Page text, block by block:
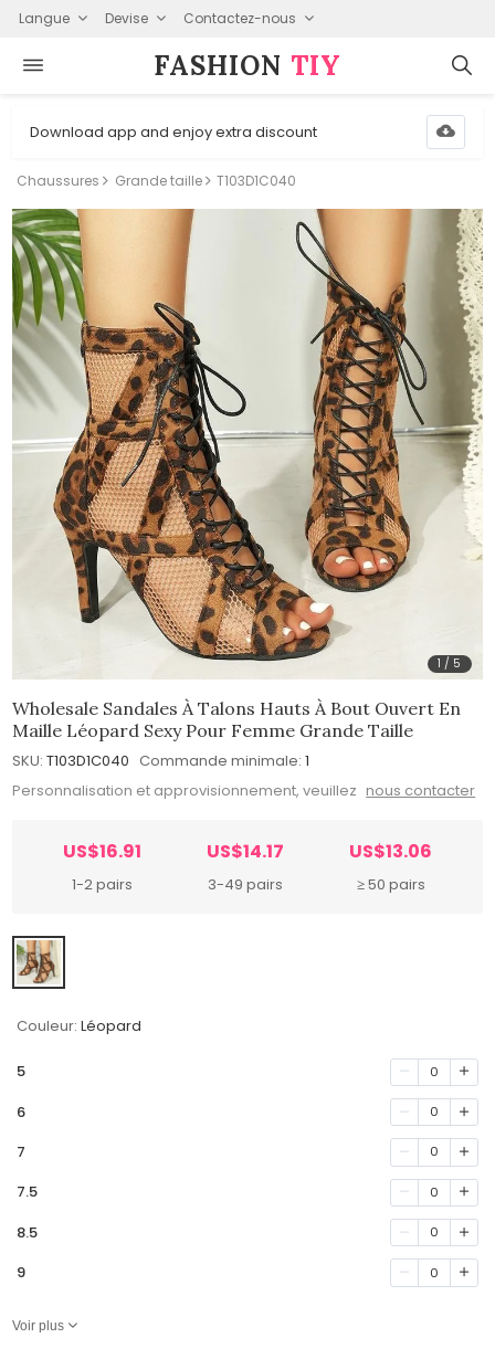
Langue Devise Contactez-nous
FASHION⁠ TIY
Download app and enjoy extra discount
Chaussures Grande taille T103D1C040
1 / 5
Wholesale Sandales À Talons Hauts À Bout Ouvert En
Maille Léopard Sexy Pour Femme Grande Taille
SKU: T103D1C040 Commande minimale: 1
Personnalisation et approvisionnement, veuillez nous contacter
US$16.91
1-2 pairs
US$14.17
3-49 pairs
US$13.06
≥ 50 pairs
Couleur: Léopard
5 0
6 0
7 0
7.5 0
8.5 0
9 0
Voir plus